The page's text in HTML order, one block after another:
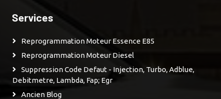
Services
Reprogrammation Moteur Essence E85
Reprogrammation Moteur Diesel
Suppression Code Defaut - Injection, Turbo, Adblue,
Debitmetre, Lambda, Fap; Egr
Ancien Blog